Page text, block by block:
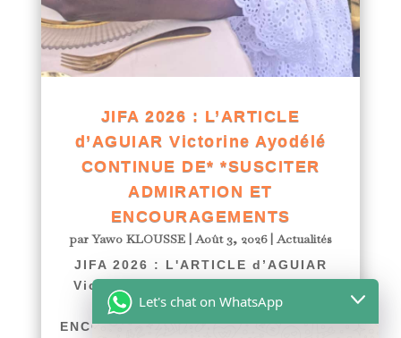
JIFA 2026 : L’ARTICLE
d’AGUIAR Victorine Ayodélé
CONTINUE DE* *SUSCITER
ADMIRATION ET
ENCOURAGEMENTS
parYawo KLOUSSE|Août 3, 2026|Actualités
JIFA 2026 : L'ARTICLE d’AGUIAR
Victorine Ayodélé CONTINUE DE*
*SUSCITER ADMIRATION ET
ENCOURAGEMENTS afriquenligne.tg
Let's chat on WhatsApp